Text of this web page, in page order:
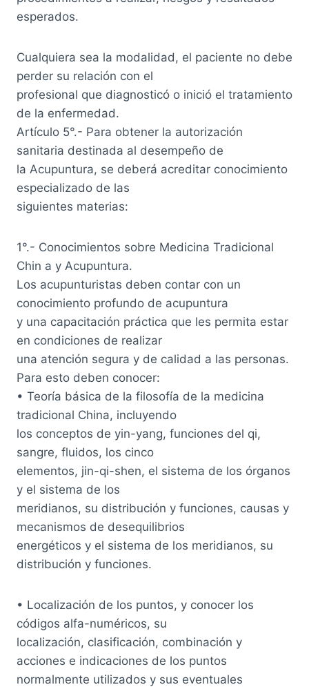
esperados.
Cualquiera sea la modalidad, el paciente no debe
perder su relación con el
profesional que diagnosticó o inició el tratamiento
de la enfermedad.
Artículo 5°.- Para obtener la autorización
sanitaria destinada al desempeño de
la Acupuntura, se deberá acreditar conocimiento
especializado de las
siguientes materias:
1°.- Conocimientos sobre Medicina Tradicional
Chin a y Acupuntura.
Los acupunturistas deben contar con un
conocimiento profundo de acupuntura
y una capacitación práctica que les permita estar
en condiciones de realizar
una atención segura y de calidad a las personas.
Para esto deben conocer:
• Teoría básica de la filosofía de la medicina
tradicional China, incluyendo
los conceptos de yin-yang, funciones del qi,
sangre, fluidos, los cinco
elementos, jin-qi-shen, el sistema de los órganos
y el sistema de los
meridianos, su distribución y funciones, causas y
mecanismos de desequilibrios
energéticos y el sistema de los meridianos, su
distribución y funciones.
• Localización de los puntos, y conocer los
códigos alfa-numéricos, su
localización, clasificación, combinación y
acciones e indicaciones de los puntos
normalmente utilizados y sus eventuales